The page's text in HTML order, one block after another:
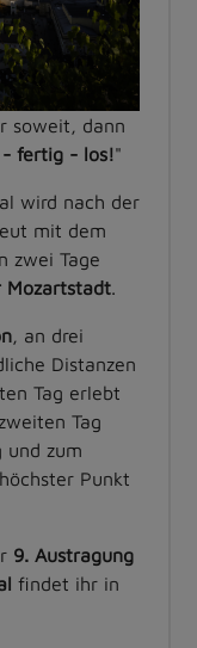
soweit, dann
- fertig - los!"
wird nach der
mit dem
zwei Tage
Mozartstadt.
, an drei
Distanzen
Tag erlebt
Tag
und zum
Punkt
9. Austragung
findet ihr in